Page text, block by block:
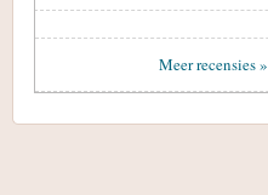
Meer recensies »